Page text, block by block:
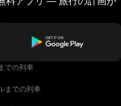
での列車
までの列車